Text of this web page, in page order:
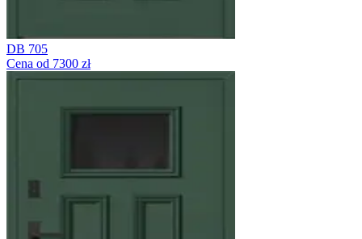
DB 705
Cena od 7300 zł